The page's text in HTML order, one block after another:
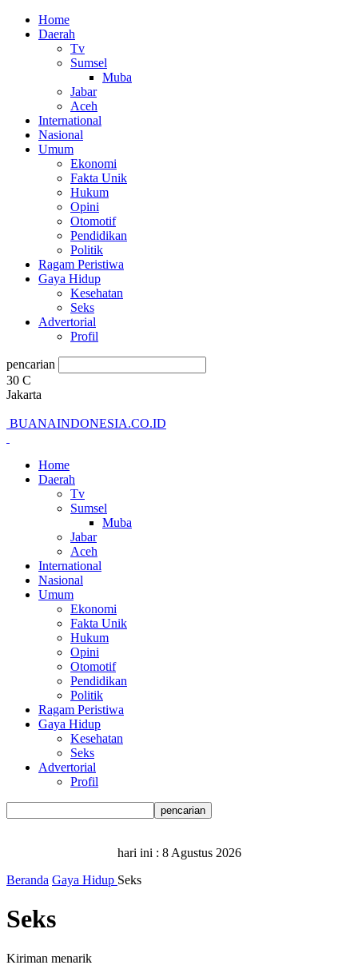
Home
Daerah
Tv
Sumsel
Muba
Jabar
Aceh
International
Nasional
Umum
Ekonomi
Fakta Unik
Hukum
Opini
Otomotif
Pendidikan
Politik
Ragam Peristiwa
Gaya Hidup
Kesehatan
Seks
Advertorial
Profil
pencarian
30 C
Jakarta
BUANAINDONESIA.CO.ID
Home
Daerah
Tv
Sumsel
Muba
Jabar
Aceh
International
Nasional
Umum
Ekonomi
Fakta Unik
Hukum
Opini
Otomotif
Pendidikan
Politik
Ragam Peristiwa
Gaya Hidup
Kesehatan
Seks
Advertorial
Profil
hari ini : 8 Agustus 2026
Beranda Gaya Hidup Seks
Seks
Kiriman menarik